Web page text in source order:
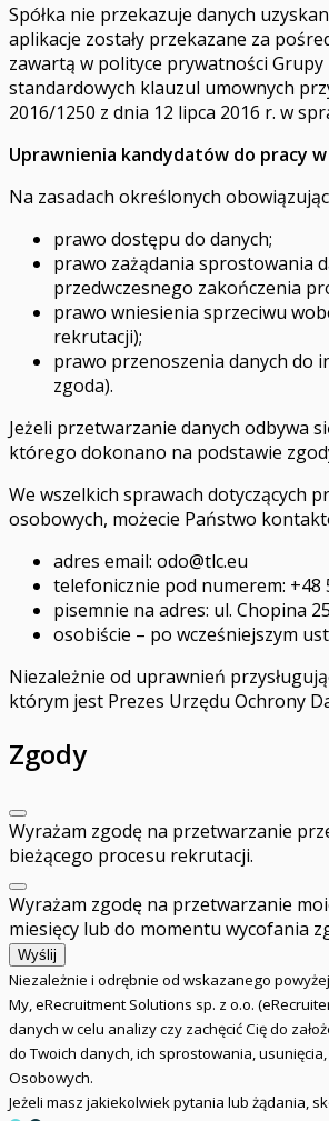
Spółka nie przekazuje danych
aplikacje zostały przekazane za
zawartą w polityce prywatności
standardowych klauzul umownych
2016/1250 z dnia 12 lipca 2016 r. w
Uprawnienia kandydatów do pracy
Na zasadach określonych
prawo dostępu do danych;
prawo zażądania sprostowania
przedwczesnego zakończenia
prawo wniesienia sprzeciwu
rekrutacji);
prawo przenoszenia danych do
zgoda).
Jeżeli przetwarzanie danych odbywa
którego dokonano na podstawie
We wszelkich sprawach dotyczących
osobowych, możecie Państwo
adres email: odo@tlc.eu
telefonicznie pod numerem: +48
pisemnie na adres: ul. Chopina
osobiście – po wcześniejszym
Niezależnie od uprawnień
którym jest Prezes Urzędu Ochrony
Zgody
Wyrażam zgodę na przetwarzanie
bieżącego procesu rekrutacji.
Wyrażam zgodę na przetwarzanie
miesięcy lub do momentu wycofania
Wyślij
Niezależnie i odrębnie od wskazanego
My, eRecruitment Solutions sp. z o.o.
danych w celu analizy czy zachęcić Cię do
do Twoich danych, ich sprostowania,
Osobowych.
Jeżeli masz jakiekolwiek pytania lub żądania,